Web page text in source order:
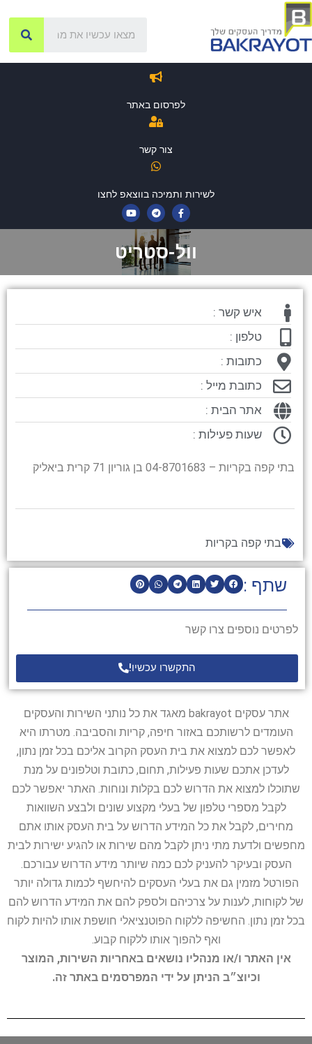
לפרסום באתר
צור קשר
לשירות ותמיכה בווצאפ לחצו
וול-סטריט
שתף :
לפרטים נוספים צרו קשר
התקשרו עכשיו!
איש קשר :
טלפון :
כתובות :
כתובת מייל :
אתר הבית :
שעות פעילות :
בתי קפה בקריות – 04-8701683 בן גוריון 71 קרית ביאליק
בתי קפה בקריות
אתר עסקים bakrayot מאגד את כל נותני השירות והעסקים
העומדים לרשותכם באזור חיפה, קריות והסביבה. מטרתו היא
לאפשר לכם למצוא את בית העסק הקרוב אליכם בכל זמן נתון,
לעדכן אתכם שעות פעילות, תחום, כתובת וטלפונים על מנת
שתוכלו למצוא את הדרוש לכם בקלות ונוחות. האתר יאפשר לכם
לקבל מספרי טלפון של בעלי מקצוע שונים ולבצע השוואות
מחירים, לקבל את כל המידע הדרוש על בית העסק אותו אתם
מחפשים ולדעת מתי ניתן לקבל מהם שירות או להגיע ישירות לבית
העסק ובעיקר להעניק לכם כמה שיותר מידע הדרוש עבורכם.
הפורטל מזמין גם את בעלי העסקים להיחשף לכמות גדולה יותר
של לקוחות, לענות על צרכיהם ולספק להם את המידע הדרוש להם
בכל זמן נתון. החשיפה ללקוח הפוטנציאלי חושפת אותו להיות לקוח
ואף להפוך אותו ללקוח קבוע.
אין האתר ו/או מנהליו נושאים באחריות השירות, המוצר
וכיוצ״ב הניתן על ידי המפרסמים באתר זה.